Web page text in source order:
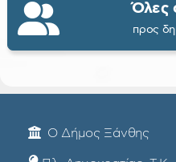
Όλες
προς
Ο Δήμος Ξάνθης